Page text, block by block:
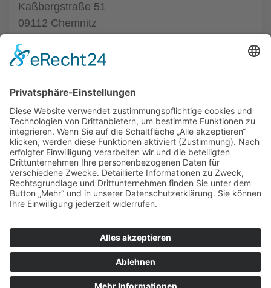
Kaßbergstraße 51
09112 Chemnitz
zur Augenarztpraxis
ALLGEMEIN
AUGENÄRZTE
AUGENÄRZTE
AUGENARZT NOTDIENST